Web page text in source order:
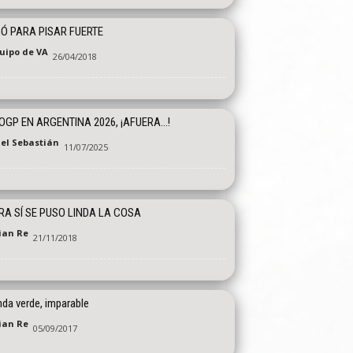
PARA PISAR FUERTE
de VA 26/04/2018
EN ARGENTINA 2026, ¡AFUERA…!
Sebastián 11/07/2025
SÍ SE PUSO LINDA LA COSA
Re 21/11/2018
verde, imparable
Re 05/09/2017